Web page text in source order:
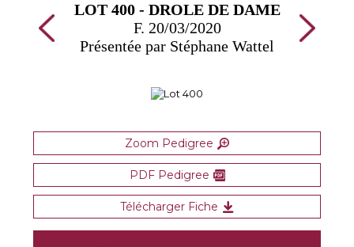
LOT 400 - DROLE DE DAME
F. 20/03/2020
Présentée par Stéphane Wattel
Zoom Pedigree
PDF Pedigree
Télécharger Fiche